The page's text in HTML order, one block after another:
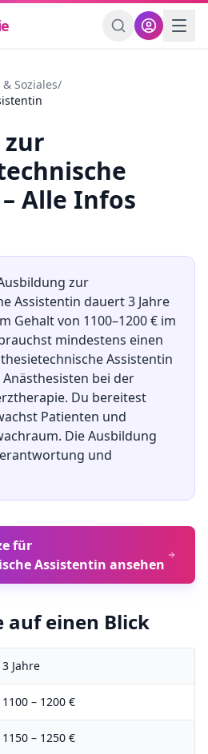
Soziales/
zur
– Alle Infos
zur
Assistentin dauert3 Jahre
Gehalt von 1100–1200€ im
mindestens einen
Assistentin
bei der
Du bereitest
Patienten und
Die Ausbildung
und
für
Assistentin ansehen
auf einen Blick
3 Jahre
1100 – 1200 €
1150 – 1250 €